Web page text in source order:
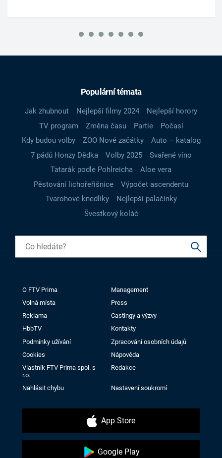
Populární témata
Jak zhubnout Nejlepší filmy 2024
Nejlepší horory
TV program
Změna času Partie
Počasí
Kdy budou volby
ZOO Nové začátky
Auto – katalog
7 pádů Honzy Dědka
Volby 2025
Svařené víno
Tatarák podle Pohlreicha
Aloe vera
Pěstování lichořeřišnice
Výpočet ascendentu
Tvarohové knedlíky
Nejlepší palačinky
Švestkový koláč
O FTV Prima
Management
Volná místa
Press
Reklama
Castingy a výzvy
HbbTV
Kontakty
Podmínky užívání
Zpracování osobních údajů
Cookies
Nápověda
Vlastník FTV Prima spol. s
r.o.
Redakce
Nahlásit chybu Nastavení soukromí
App Store
Google Play